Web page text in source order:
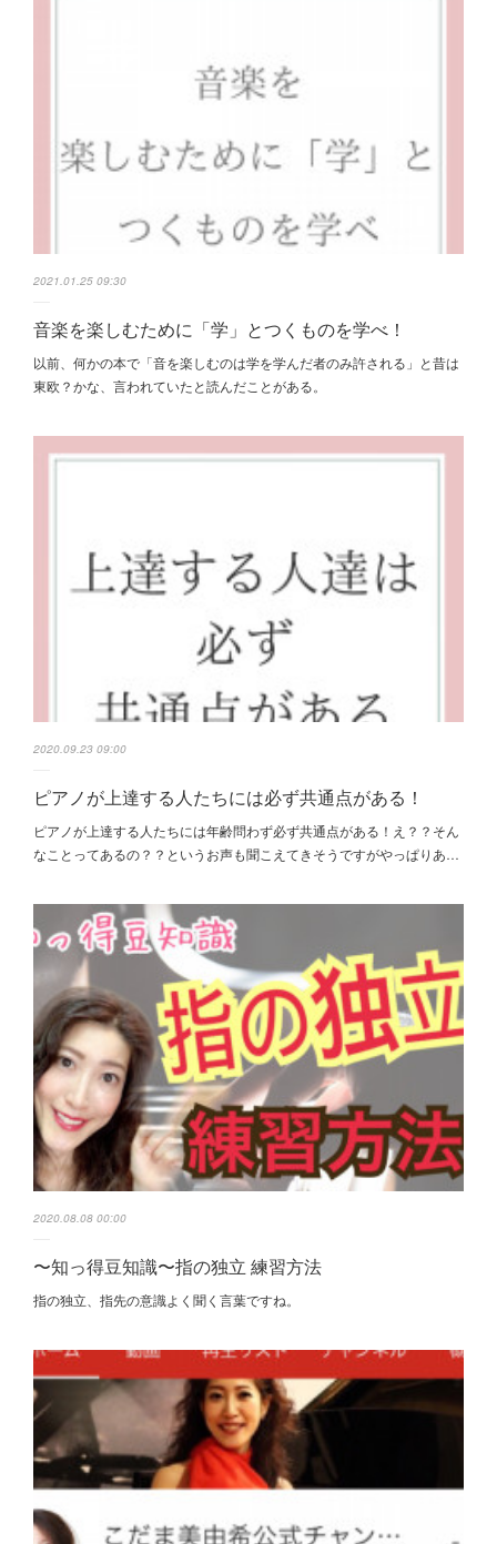
2021.01.25 09:30
音楽を楽しむために「学」とつくものを学べ！
以前、何かの本で「音を楽しむのは学を学んだ者のみ許される」と昔は
東欧？かな、言われていたと読んだことがある。
2020.09.23 09:00
ピアノが上達する人たちには必ず共通点がある！
ピアノが上達する人たちには年齢問わず必ず共通点がある！え？？そん
なことってあるの？？というお声も聞こえてきそうですがやっぱりあ…
2020.08.08 00:00
〜知っ得豆知識〜指の独立 練習方法
指の独立、指先の意識よく聞く言葉ですね。